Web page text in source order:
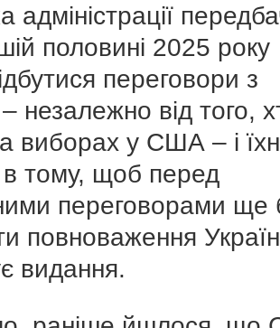
адміністрації
половині 2025 року
переговори з
незалежно від того,
виборах у США – і
в тому, щоб перед
переговорами ще
повноваження
видання.